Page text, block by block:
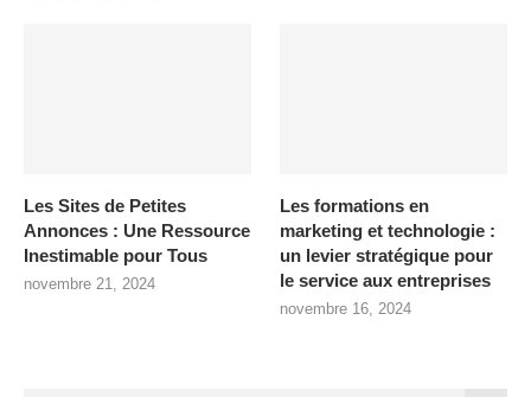
Les Sites de Petites
Annonces : Une Ressource
Inestimable pour Tous
novembre 21, 2024
Les formations en
marketing et technologie :
un levier stratégique pour
le service aux entreprises
novembre 16, 2024